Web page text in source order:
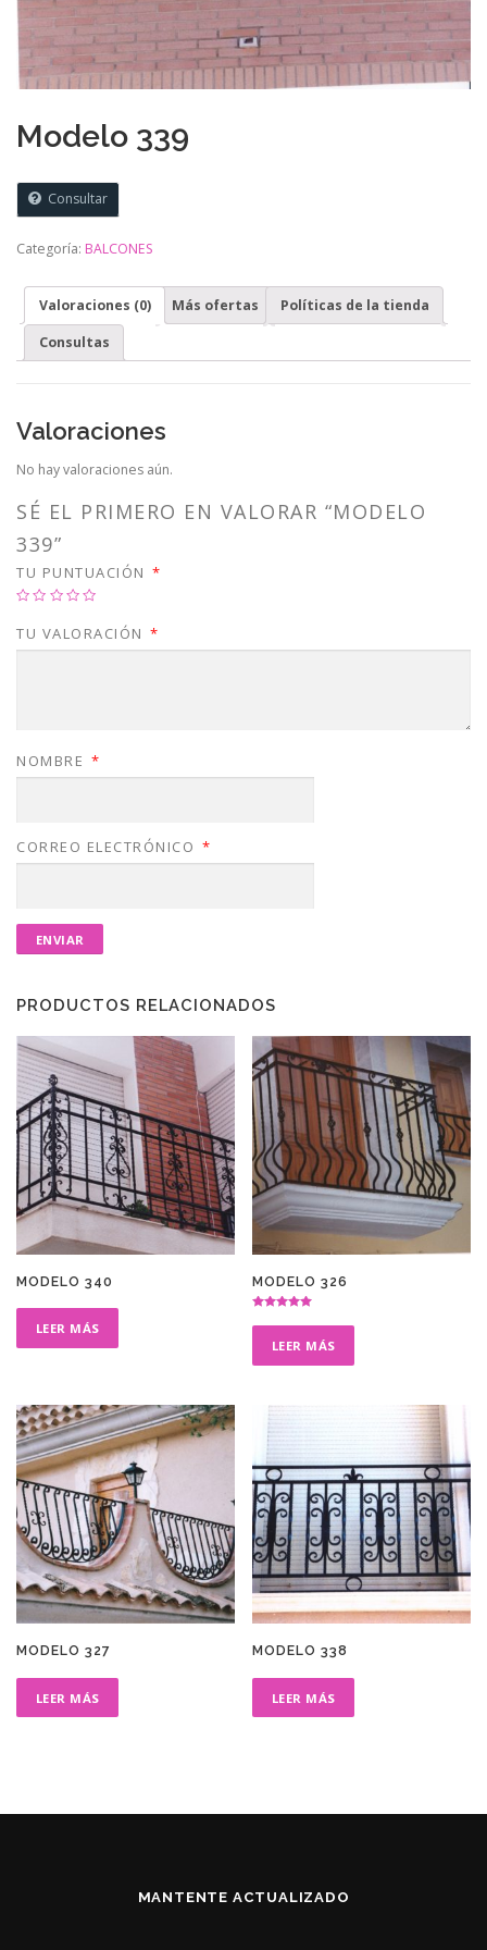
Modelo 339
Consultar
Categoría: BALCONES
Valoraciones (0) Más ofertas Políticas de la tienda
Consultas
Valoraciones
No hay valoraciones aún.
SÉ EL PRIMERO EN VALORAR “MODELO
339”
TU PUNTUACIÓN *
TU VALORACIÓN *
NOMBRE *
CORREO ELECTRÓNICO *
PRODUCTOS RELACIONADOS
MODELO 340
LEER MÁS
MODELO 326
5.00
LEER MÁS
MODELO 327
LEER MÁS
MODELO 338
LEER MÁS
MANTENTE ACTUALIZADO